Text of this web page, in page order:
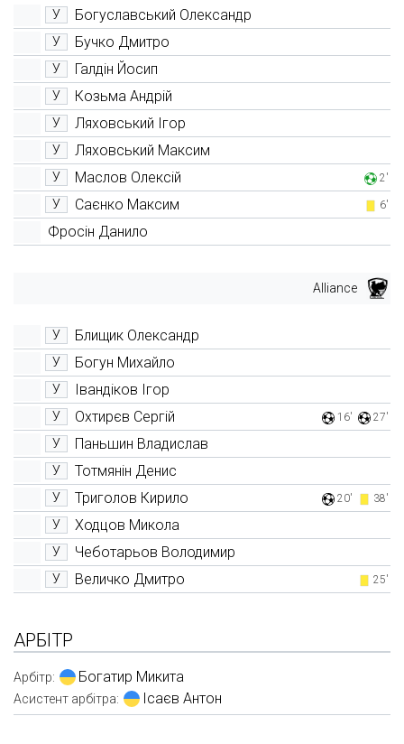
У Богуславський Олександр
У Бучко Дмитро
У Галдін Йосип
У Козьма Андрій
У Ляховський Ігор
У Ляховський Максим
У Маслов Олексій 2'
У Саєнко Максим 6'
Фросін Данило
Alliance
У Блищик Олександр
У Богун Михайло
У Івандіков Ігор
У Охтирєв Сергій 16' 27'
У Паньшин Владислав
У Тотмянін Денис
У Триголов Кирило 20' 38'
У Ходцов Микола
У Чеботарьов Володимир
У Величко Дмитро 25'
АРБІТР
Арбітр: Богатир Микита
Асистент арбітра: Ісаєв Антон